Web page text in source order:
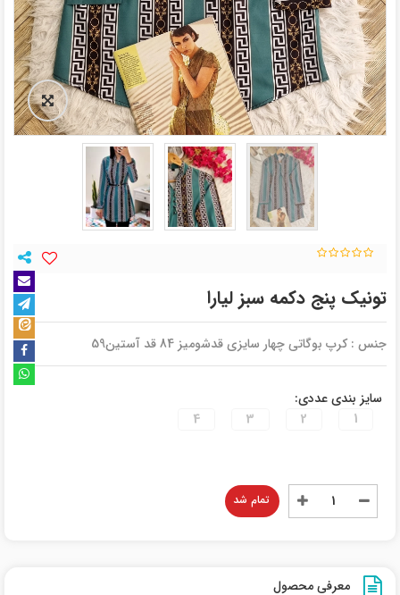
تونیک پنج دکمه سبز لیارا
جنس : کرپ بوگاتی چهار سایزی قدشومیز 84 قد آستین59
سایز بندی عددی:
1
2
3
4
تمام شد
معرفی محصول